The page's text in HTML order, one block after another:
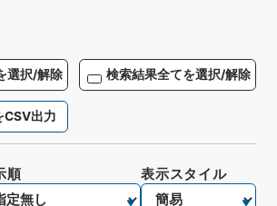
選択/解除 検索結果全てを選択/解除
CSV出力
順 表示スタイル